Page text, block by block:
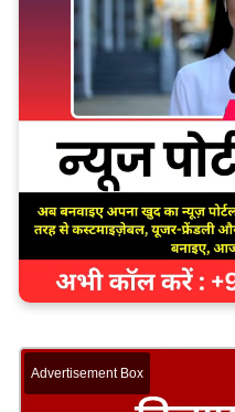
Advertisement Box